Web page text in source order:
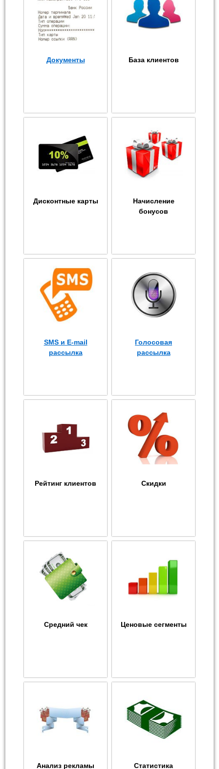
Документы База клиентов
Дисконтные карты
Начисление
бонусов
SMS и E-mail
рассылка
Голосовая
рассылка
Рейтинг клиентов Скидки
Средний чек Ценовые сегменты
Анализ рекламы Статистика